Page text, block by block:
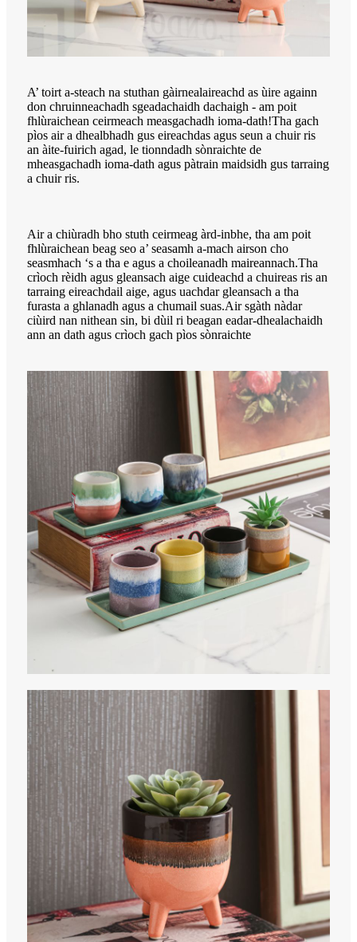
A’ toirt a-steach na stuthan gàirnealaireachd as ùire againn
don chruinneachadh sgeadachaidh dachaigh - am poit
fhlùraichean ceirmeach measgachadh ioma-dath!Tha gach
pìos air a dhealbhadh gus eireachdas agus seun a chuir ris
an àite-fuirich agad, le tionndadh sònraichte de
mheasgachadh ioma-dath agus pàtrain maidsidh gus tarraing
a chuir ris.
Air a chiùradh bho stuth ceirmeag àrd-inbhe, tha am poit
fhlùraichean beag seo a’ seasamh a-mach airson cho
seasmhach ‘s a tha e agus a choileanadh maireannach.Tha
crìoch rèidh agus gleansach aige cuideachd a chuireas ris an
tarraing eireachdail aige, agus uachdar gleansach a tha
furasta a ghlanadh agus a chumail suas.Air sgàth nàdar
ciùird nan nithean sin, bi dùil ri beagan eadar-dhealachaidh
ann an dath agus crìoch gach pìos sònraichte